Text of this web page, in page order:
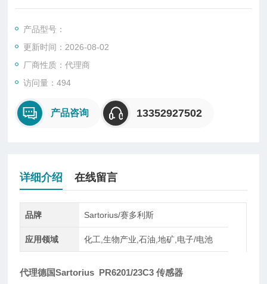
柱式传感器也可称为柱式测力传感器，是称重传感器的一种，是
型、悬臂型、轮辐式、板环式、膜盒式、桥式、柱筒式等几种样
式。
产品型号：
更新时间：2026-08-02
厂商性质：代理商
访问量：494
产品咨询 13352927502
详细介绍 在线留言
品牌 Sartorius/赛多利斯
应用领域 化工,生物产业,石油,地矿,电子/电池
代理德国Sartorius PR6201/23C3 传感器